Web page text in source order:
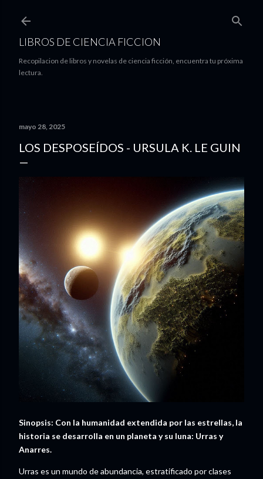
LIBROS DE CIENCIA FICCION
Recopilacion de libros y novelas de ciencia ficción, encuentra tu próxima
lectura.
mayo 28, 2025
LOS DESPOSEÍDOS - URSULA K. LE GUIN
Sinopsis: Con la humanidad extendida por las estrellas, la
historia se desarrolla en un planeta y su luna: Urras y
Anarres.
Urras es un mundo de abundancia, estratificado por clases